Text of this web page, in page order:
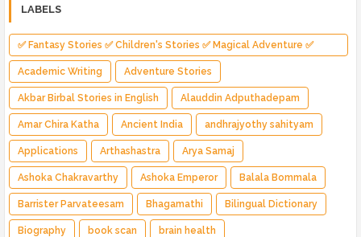
LABELS
✅ Fantasy Stories ✅ Children's Stories ✅ Magical Adventure ✅
Indian Fantasy ✅ Enchanted Kingdom ✅ Heroic Quest ✅ Fairy Tale
Academic Writing Adventure Stories
Akbar Birbal Stories in English Alauddin Adputhadepam
Amar Chira Katha Ancient India andhrajyothy sahityam
Applications Arthashastra Arya Samaj
Ashoka Chakravarthy Ashoka Emperor Balala Bommala
Barrister Parvateesam Bhagamathi Bilingual Dictionary
Biography book scan brain health